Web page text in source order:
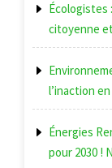
Écologistes
citoyenne
l’inaction
Énergies
pour 2030 !